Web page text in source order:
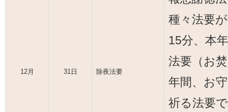
12月 31日 除夜法要
種々法要
15分、本
法要（お
年間、お
祈る法要